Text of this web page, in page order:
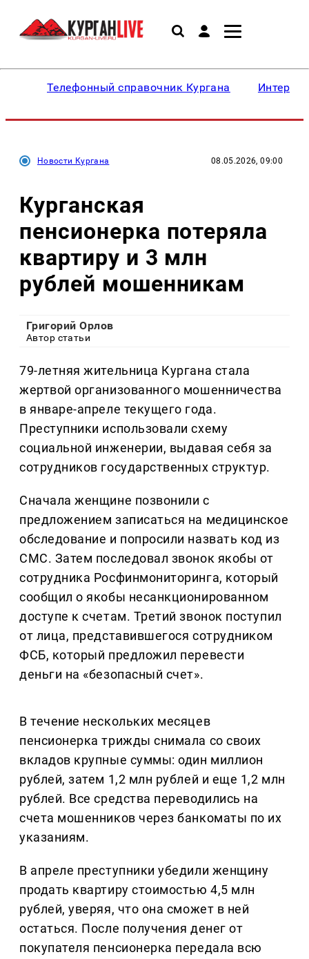
Телефонный справочник Кургана
Новости Кургана 08.05.2026, 09:00
Курганская
пенсионерка потеряла
квартиру и 3 млн
рублей мошенникам
Григорий Орлов
Автор статьи
79-летняя жительница Кургана стала
жертвой организованного мошенничества
в январе-апреле текущего года.
Преступники использовали схему
социальной инженерии, выдавая себя за
сотрудников государственных структур.
Сначала женщине позвонили с
предложением записаться на медицинское
обследование и попросили назвать код из
СМС. Затем последовал звонок якобы от
сотрудника Росфинмониторинга, который
сообщил о якобы несанкционированном
доступе к счетам. Третий звонок поступил
от лица, представившегося сотрудником
ФСБ, который предложил перевести
деньги на «безопасный счет».
В течение нескольких месяцев
пенсионерка трижды снимала со своих
вкладов крупные суммы: один миллион
рублей, затем 1,2 млн рублей и еще 1,2 млн
рублей. Все средства переводились на
счета мошенников через банкоматы по их
указаниям.
В апреле преступники убедили женщину
продать квартиру стоимостью 4,5 млн
рублей, уверяя, что она сможет в ней
остаться. После получения денег от
покупателя пенсионерка передала всю